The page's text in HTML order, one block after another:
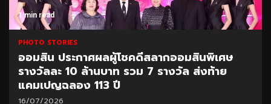
1 min read
PHOTO STORIES
ออมสิน ประกาศผลผู้โชคดีสลากออมสินพิเศษ
รางวัลละ 10 ล้านบาท รวม 7 รางวัล ส่งท้าย
แคมเปญฉลอง 113 ปี
16/07/2026